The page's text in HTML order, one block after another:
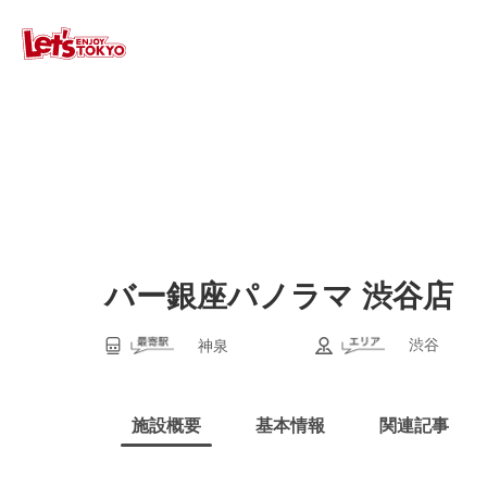
バー銀座パノラマ 渋谷店
神泉 渋谷
施設概要 基本情報 関連記事